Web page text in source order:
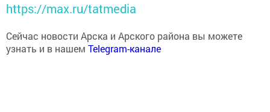
https://max.ru/tatmedia
Сейчас новости Арска и Арского района вы можете
узнать и в нашем Telegram-канале